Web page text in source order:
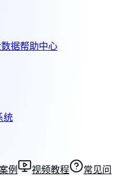
据帮助中心
统
例 视频教程
常见问